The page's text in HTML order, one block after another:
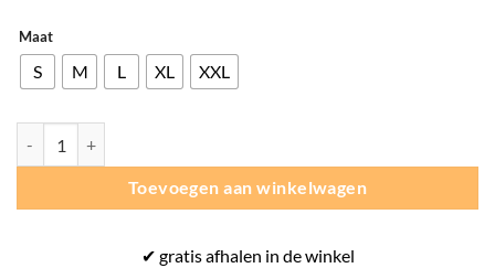
Maat
S M L XL XXL
Toevoegen aan winkelwagen
✔ gratisafhalen in de winkel